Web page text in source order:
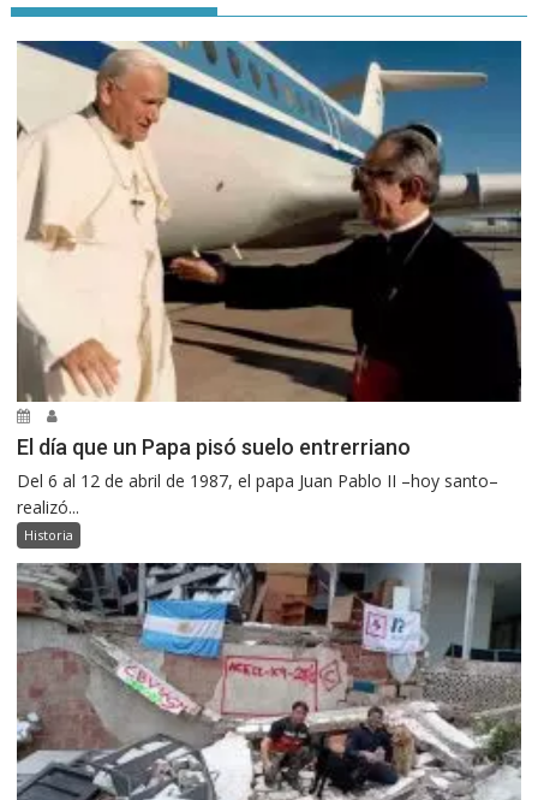
El día que un Papa pisó suelo entrerriano
Del 6 al 12 de abril de 1987, el papa Juan Pablo II –hoy santo–
realizó...
Historia